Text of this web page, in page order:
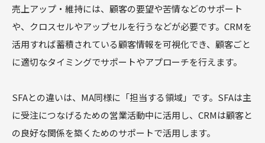
売上アップ・維持には、顧客の要望や苦情などのサポート
や、クロスセルやアップセルを行うなどが必要です。CRMを
活用すれば蓄積されている顧客情報を可視化でき、顧客ごと
に適切なタイミングでサポートやアプローチを行えます。
SFAとの違いは、MA同様に「担当する領域」です。SFAは主
に受注につなげるための営業活動中に活用し、CRMは顧客と
の良好な関係を築くためのサポートで活用します。